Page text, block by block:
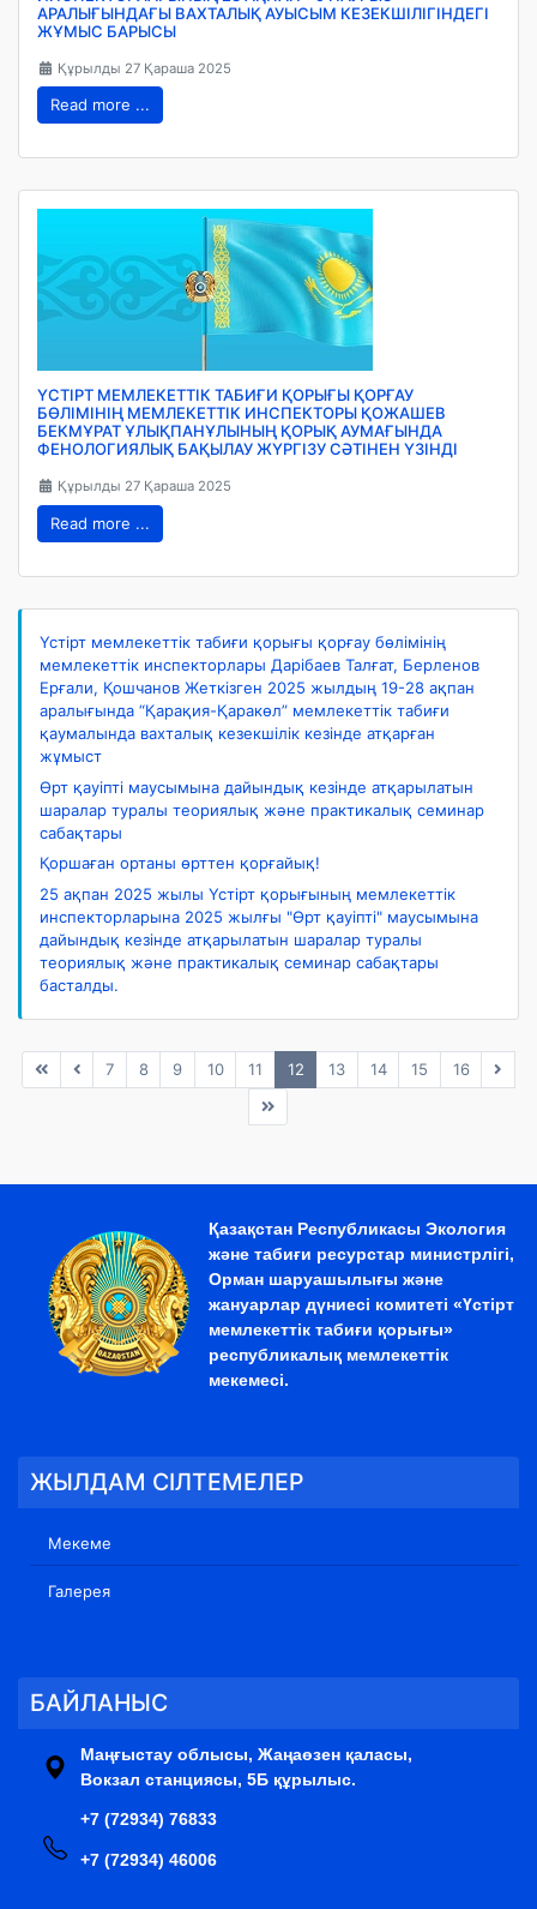
АРАЛЫҒЫНДАҒЫ ВАХТАЛЫҚ АУЫСЫМ КЕЗЕКШІЛІГІНДЕГІ
ЖҰМЫС БАРЫСЫ
Құрылды 27 Қараша 2025
Read more ...
ҮСТІРТ МЕМЛЕКЕТТІК ТАБИҒИ ҚОРЫҒЫ ҚОРҒАУ
БӨЛІМІНІҢ МЕМЛЕКЕТТІК ИНСПЕКТОРЫ ҚОЖАШЕВ
БЕКМҰРАТ ҰЛЫҚПАНҰЛЫНЫҢ ҚОРЫҚ АУМАҒЫНДА
ФЕНОЛОГИЯЛЫҚ БАҚЫЛАУ ЖҮРГІЗУ СӘТІНЕН ҮЗІНДІ
Құрылды 27 Қараша 2025
Read more ...
Үстірт мемлекеттік табиғи қорығы қорғау бөлімінің
мемлекеттік инспекторлары Дарібаев Талғат, Берленов
Ерғали, Қошчанов Жеткізген 2025 жылдың 19-28 ақпан
аралығында “Қарақия-Қаракөл” мемлекеттік табиғи
қаумалында вахталық кезекшілік кезінде атқарған
жұмыст
Өрт қауіпті маусымына дайындық кезінде атқарылатын
шаралар туралы теориялық және практикалық семинар
сабақтары
Қоршаған ортаны өрттен қорғайық!
25 ақпан 2025 жылы Үстірт қорығының мемлекеттік
инспекторларына 2025 жылғы "Өрт қауіпті" маусымына
дайындық кезінде атқарылатын шаралар туралы
теориялық және практикалық семинар сабақтары
басталды.
7 8 9 10 11 12 13 14 15 16
Қазақстан Республикасы Экология
және табиғи ресурстар министрлігі,
Орман шаруашылығы және
жануарлар дүниесі комитеті «Үстірт
мемлекеттік табиғи қорығы»
республикалық мемлекеттік
мекемесі.
ЖЫЛДАМ СІЛТЕМЕЛЕР
Мекеме
Галерея
БАЙЛАНЫС
Маңғыстау облысы, Жаңаөзен қаласы,
Вокзал станциясы, 5Б құрылыс.
+7 (72934) 76833
+7 (72934) 46006